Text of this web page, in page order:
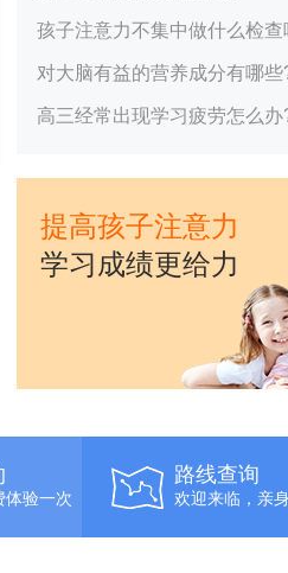
孩子注意力不集中做什么检查
对大脑有益的营养成分有哪些
高三经常出现学习疲劳怎么办
提高孩子注意力
学习成绩更给力
体验一次
路线查询
欢迎来临，亲